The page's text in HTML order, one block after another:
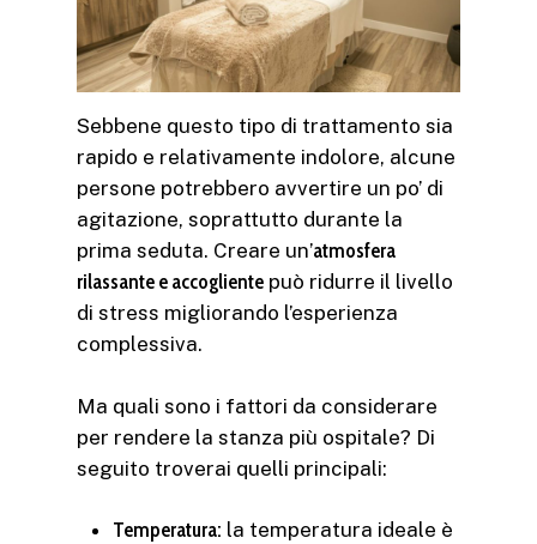
Sebbene questo tipo di trattamento sia
rapido e relativamente indolore, alcune
persone potrebbero avvertire un po’ di
agitazione, soprattutto durante la
prima seduta. Creare un’atmosfera
rilassante e accogliente può ridurre il livello
di stress migliorando l’esperienza
complessiva.
Ma quali sono i fattori da considerare
per rendere la stanza più ospitale? Di
seguito troverai quelli principali:
Temperatura: la temperatura ideale è